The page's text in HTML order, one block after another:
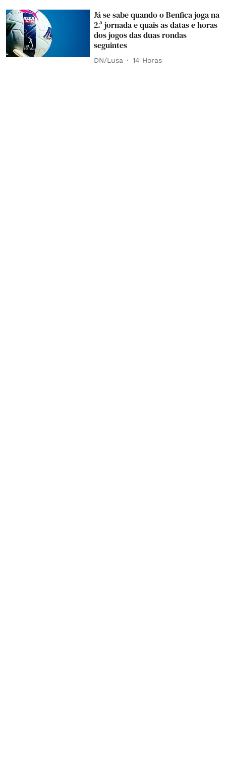
Já se sabe quando o Benfica joga na
2.ª jornada e quais as datas e horas
dos jogos das duas rondas
seguintes
DN/Lusa 14 Horas